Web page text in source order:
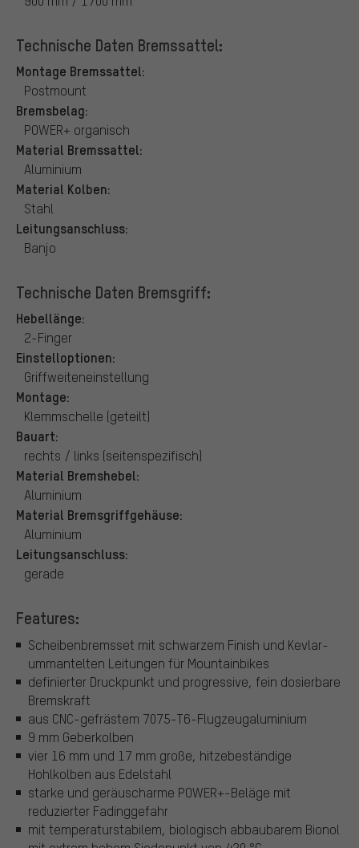
Technische Daten Bremssattel:
Montage Bremssattel:
Postmount
Bremsbelag:
POWER+ organisch
Material Bremssattel:
Aluminium
Material Kolben:
Stahl
Leitungsanschluss:
Banjo
Technische Daten Bremsgriff:
Hebellänge:
2-Finger
Einstelloptionen:
Griffweiteneinstellung
Montage:
Klemmschelle (geteilt)
Bauart:
rechts / links (seitenspezifisch)
Material Bremshebel:
Aluminium
Material Bremsgriffgehäuse:
Aluminium
Leitungsanschluss:
gerade
Features:
Scheibenbremsset mit schwarzem Finish und Kevlar-
ummantelten Leitungen für Mountainbikes
definierter Druckpunkt und progressive, fein dosierbare
Bremskraft
aus CNC-gefrästem 7075-T6-Flugzeugaluminium
9 mm Geberkolben
vier 16 mm und 17 mm große, hitzebeständige
Hohlkolben aus Edelstahl
starke und geräuscharme POWER+-Beläge mit
reduzierter Fadinggefahr
mit temperaturstabilem, biologisch abbaubarem Bionol